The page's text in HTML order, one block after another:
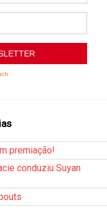
premiação!
conduziu Suyan